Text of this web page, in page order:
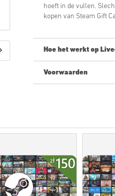
hoeft in de vullen.
kopen van Steam Gift
Hoe het werkt op
Nieuw op
Voorwaarden
Je koopt alleen een
middel van ons
Deze
zijn daarom
De codes hebben